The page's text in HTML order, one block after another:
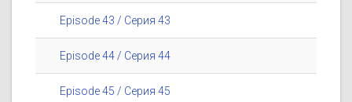
Episode 43 / Серия 43
Episode 44 / Серия 44
Episode 45 / Серия 45